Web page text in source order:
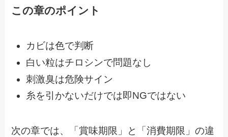
この章のポイント
カビは色で判断
白い粒はチロシンで問題なし
刺激臭は危険サイン
糸を引かないだけでは即NGではない
次の章では、「賞味期限」と「消費期限」の違